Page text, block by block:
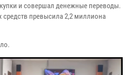
и совершал денежные переводы.
превысила 2,2 миллиона